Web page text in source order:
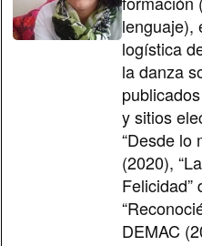
lenguaje),
logística
la danza
y sitios
“Desde lo
(2020),
Felicidad”
DEMAC